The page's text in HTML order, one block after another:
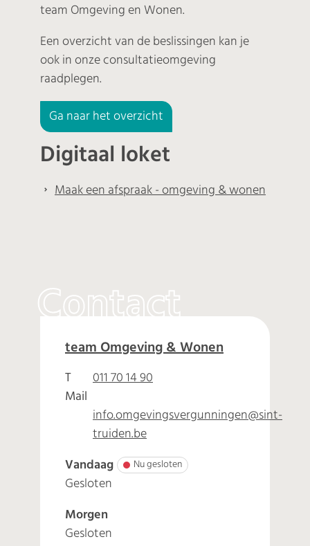
team Omgeving en Wonen.
Een overzicht van de beslissingen kan je
ook in onze consultatieomgeving
raadplegen.
Ga naar het overzicht
Digitaal loket
Maak een afspraak - omgeving & wonen
Contact
Omgeving
team Omgeving & Wonen
Adres
T
011 70 14 90
Mail
info.omgevingsvergunningen@sint-
truiden.be
Vandaag Nu gesloten
Gesloten
Morgen
Gesloten